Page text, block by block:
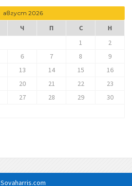
август 2026
Ч П С
Н
1
2
6 7 8
9
13 14 15
16
20 21 22
23
27 28 29
30
Sovaharris.com